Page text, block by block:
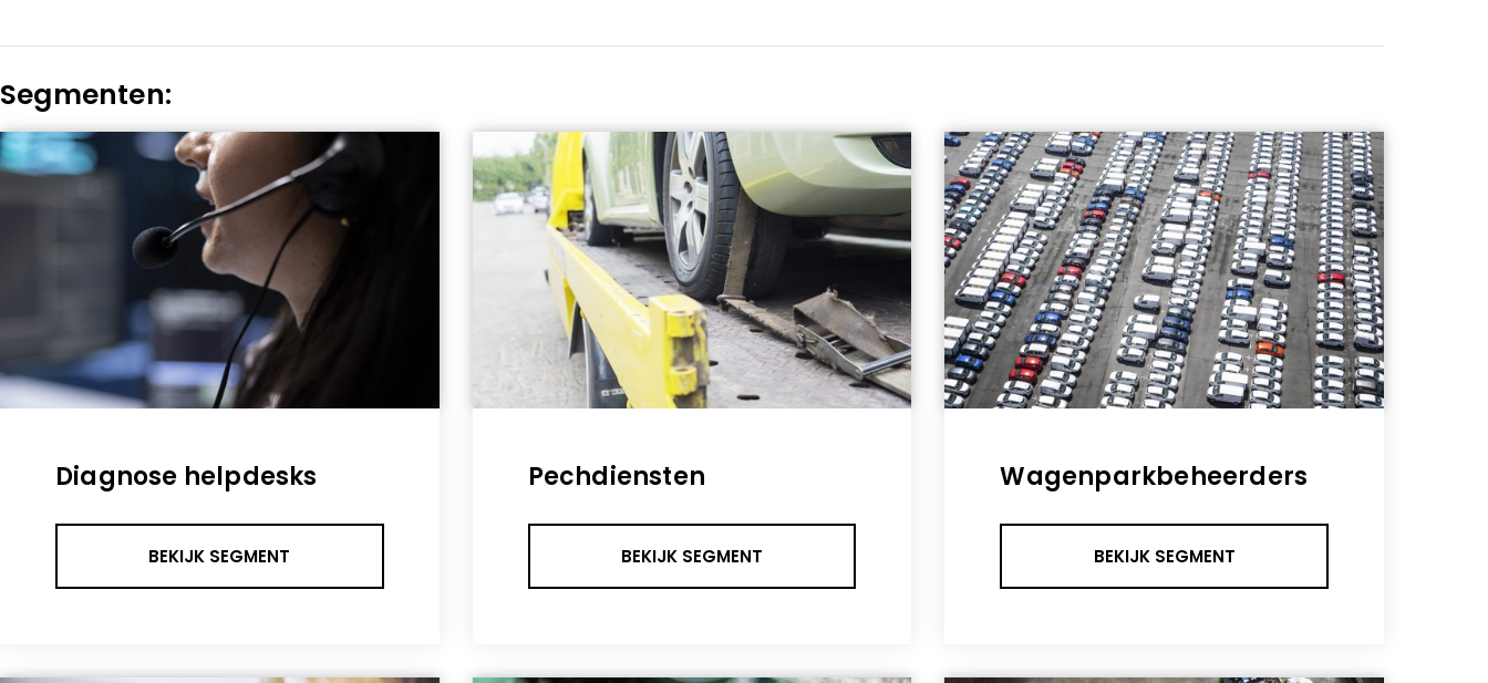
Segmenten:
Diagnose helpdesks
BEKIJK SEGMENT
Pechdiensten
BEKIJK SEGMENT
Wagenparkbeheerders
BEKIJK SEGMENT